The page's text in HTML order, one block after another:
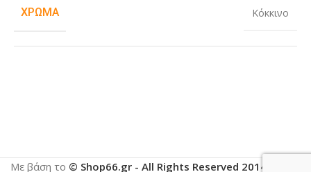
ΧΡΏΜΑ Κόκκινο
Με βάση το © Shop66.gr - All Rights Reserved 2014-2025